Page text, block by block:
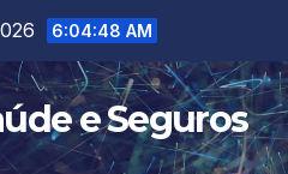
6:04:49 AM
e Seguros